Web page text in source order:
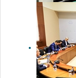
Acusan a la
industria
láctea de
ignorar el
aumento de
costes en la
renovación
de contratos